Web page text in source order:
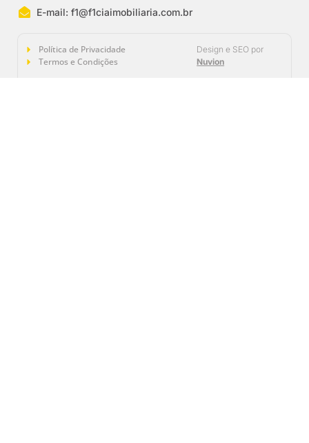
E-mail:f1@f1ciaimobiliaria.com.br
Política de Privacidade
Termos e Condições
Design e SEO por
Nuvion